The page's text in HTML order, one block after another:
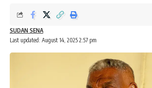
Last updated: August 14, 2025 2:57 pm
SUDAN SENA